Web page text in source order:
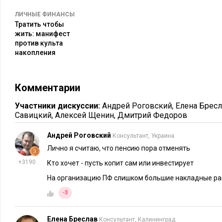
Первый же шаг анализа – картограмма – показывает
регионов пенсии с ПМП двигаются как бы в разных
Карелии меньше, чем в Мурманской области – 11,1 тыс.
прожиточный минимум в Карелии почти на 1,5 тыс. руб.
Смотрим картограммы:
ЛИЧНЫЕ ФИНАНСЫ
Тратить чтобы
жить: манифест
против культа
накопления
Комментарии
Участники дискуссии: Андрей Роговский, Елена
Савицкий, Алексей Щенин, Дмитрий Федоров
+3190
Андрей Роговский Консультант, Украина
Лично я считаю, что пенсию пора отменять
Кто хочет - пусть копит сам или инвестирует
На организацию ПФ слишком большие накладные
-3
Елена Бреслав Консультант, Калининград